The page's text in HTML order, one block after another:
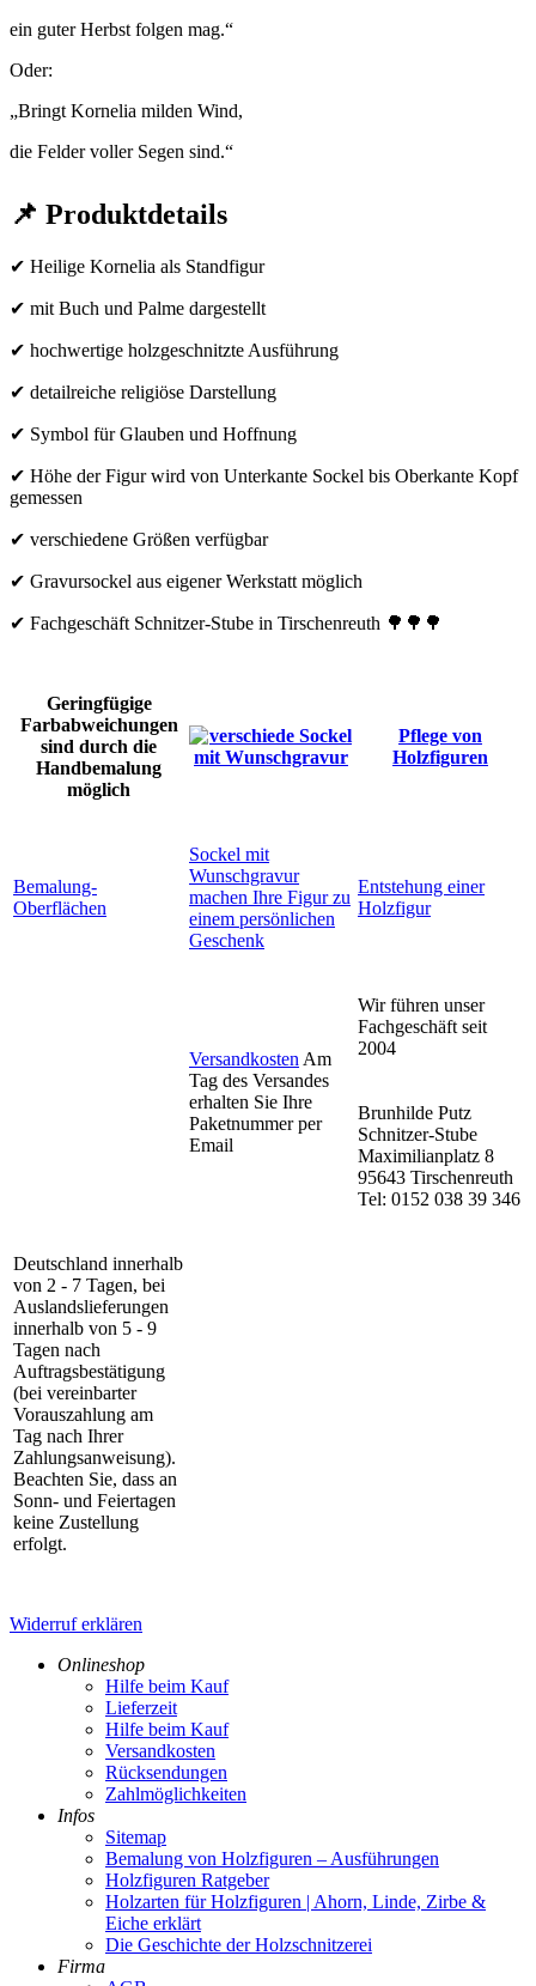
ein guter Herbst folgen mag.“
Oder:
„Bringt Kornelia milden Wind,
die Felder voller Segen sind.“
📌 Produktdetails
✔ Heilige Kornelia als Standfigur
✔ mit Buch und Palme dargestellt
✔ hochwertige holzgeschnitzte Ausführung
✔ detailreiche religiöse Darstellung
✔ Symbol für Glauben und Hoffnung
✔ Höhe der Figur wird von Unterkante Sockel bis Oberkante Kopf
gemessen
✔ verschiedene Größen verfügbar
✔ Gravursockel aus eigener Werkstatt möglich
✔ Fachgeschäft Schnitzer-Stube in Tirschenreuth 🌳🌳🌳
Geringfügige
Farbabweichungen
sind durch die
Handbemalung
möglich
Pflege von
Holzfiguren
Bemalung-
Oberflächen
Sockel mit
Wunschgravur
machen Ihre Figur zu
einem persönlichen
Geschenk
Entstehung einer
Holzfigur
Versandkosten Am
Tag des Versandes
erhalten Sie Ihre
Paketnummer per
Email
Wir führen unser
Fachgeschäft seit
2004
Brunhilde Putz
Schnitzer-Stube
Maximilianplatz 8
95643 Tirschenreuth
Tel: 0152 038 39 346
Deutschland innerhalb
von 2 - 7 Tagen, bei
Auslandslieferungen
innerhalb von 5 - 9
Tagen nach
Auftragsbestätigung
(bei vereinbarter
Vorauszahlung am
Tag nach Ihrer
Zahlungsanweisung).
Beachten Sie, dass an
Sonn- und Feiertagen
keine Zustellung
erfolgt.
Widerruf erklären
Onlineshop
Hilfe beim Kauf
Lieferzeit
Hilfe beim Kauf
Versandkosten
Rücksendungen
Zahlmöglichkeiten
Infos
Sitemap
Bemalung von Holzfiguren – Ausführungen
Holzfiguren Ratgeber
Holzarten für Holzfiguren | Ahorn, Linde, Zirbe &
Eiche erklärt
Die Geschichte der Holzschnitzerei
Firma